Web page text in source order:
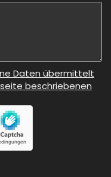
Daten übermittelt
beschriebenen